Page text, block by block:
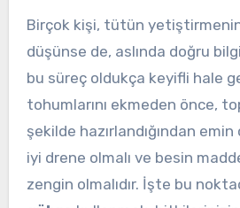
Birçok kişi, tütün
düşünse de, aslında doğru
bu süreç oldukça keyifli hale
tohumlarını ekmeden önce,
şekilde hazırlandığından emin
iyi drene olmalı ve besin
zengin olmalıdır. İşte bu